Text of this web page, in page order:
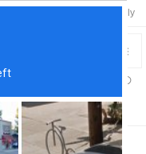
賊釣り触手吸盤プレイの


メニュ

サイド
Feedly